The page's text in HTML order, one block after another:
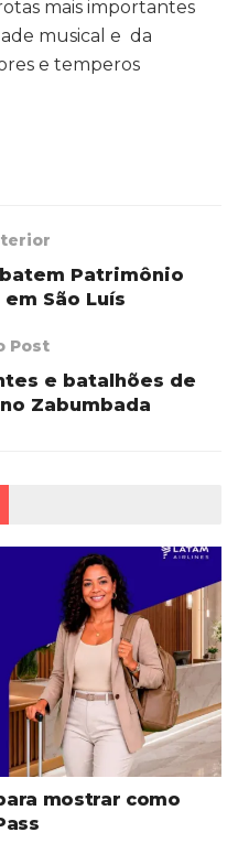
mais importantes
musical e da
e temperos
Patrimônio
São Luís
Post
e batalhões de
Zabumbada
mostrar como